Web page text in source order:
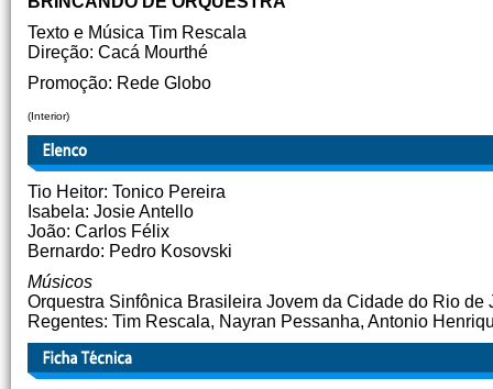
Texto e Música Tim Rescala
Direção: Cacá Mourthé
Promoção: Rede Globo
(Interior)
Tio Heitor: Tonico Pereira
Isabela: Josie Antello
João: Carlos Félix
Bernardo: Pedro Kosovski
Músicos
Orquestra Sinfônica Brasileira Jovem da Cidade do Rio de
Regentes: Tim Rescala, Nayran Pessanha, Antonio